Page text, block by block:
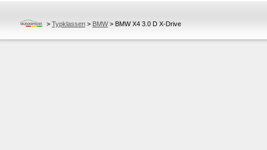
> Typklassen > BMW> BMW X4 3.0 D X-Drive